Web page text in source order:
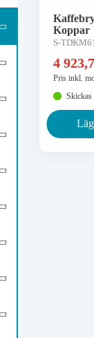
Koppar
S-
4
Pris inkl.
Skickas